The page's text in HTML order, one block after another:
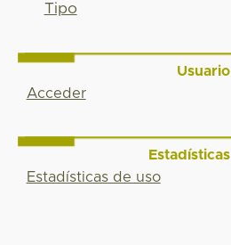
Tipo
Usuario
Acceder
Estadísticas
Estadísticas de uso